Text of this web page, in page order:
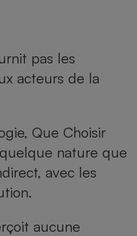
pas les
acteurs de la
Que Choisir
nature que
avec les
aucune